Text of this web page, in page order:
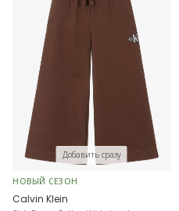
Добавить сразу
НОВЫЙ СЕЗОН
Calvin Klein